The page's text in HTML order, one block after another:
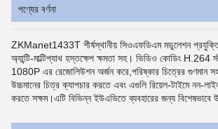
পণ্যের বর্ণনা
ZKManet1433T শীর্ষস্থানীয় সিওএফডিএম মডুলেশন
অ্যান্টি-মাল্টিপ্যাথ হস্তক্ষেপ ক্ষমতা সহ। ভিডিও কোডিং H.264
1080P এর রেজোলিউশন অর্জন করে,পরিষ্কার চিত্রের গুণমান
উচ্চমানের চিত্র ক্যাপচার করতে এবং এগুলি রিয়েল-টাইমে নন-
করতে সক্ষম।এটি বিভিন্ন ইউএভিতে ব্যবহারের জন্য বিশেষভাবে